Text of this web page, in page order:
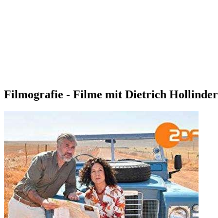
Filmografie - Filme mit Dietrich